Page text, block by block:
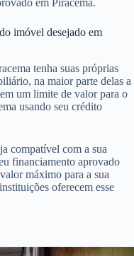
em Piracema.
imóvel desejado em
tenha suas próprias
na maior parte delas a
um limite de valor para o
usando seu crédito
compatível com a sua
financiamento aprovado
máximo para a sua
oferecem esse